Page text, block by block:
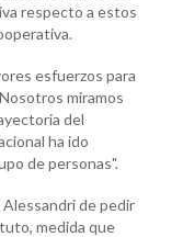
respecto a estos
esfuerzos para
miramos
del
ha ido
de personas".
de pedir
medida que